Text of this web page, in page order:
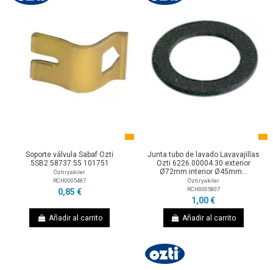
Soporte válvula Sabaf Ozti
5SB2.58737.55 101751
Öztiryakiler
RCH0005487
0,85 €
Añadir al carrito
Junta tubo de lavado Lavavajillas
Ozti 6226.00004.30 exterior
Ø72mm interior Ø45mm...
Öztiryakiler
RCH0005807
1,00 €
Añadir al carrito